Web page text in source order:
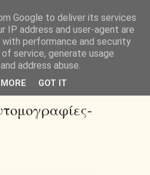
Google to deliver its services
IP address and user-agent are
performance and security
service, generate usage
address abuse.
GOT IT